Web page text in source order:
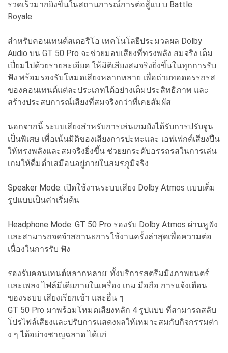
รวดเร็วมากยิ่งขึ้นในสถานการณ์การต่อสู้แบ บ Battle
Royale
สำหรับคอนเทนต์สเตอริโอ เทคโนโลยีประมวลผล Dolby
Audio บน GT 50 Pro จะช่วยมอบเสียงที่ทรงพลัง สมจริง เต็ม
เปี่ยมไปด้วยรายละเอียด ให้มิติเสียงสมจริงยิ่งขึ้นในทุกการรับ
ฟัง พร้อมรองรับโหมดเสียงหลากหลาย เพื่อถ่ายทอดอรรถรส
ของคอนเทนต์แต่ละประเภทได้อย่างเต็มประสิทธิภาพ และ
สร้างประสบการณ์เสียงที่สมจริงกว่าที่เคยสัมผัส
นอกจากนี้ ระบบเสียงสำหรับการเล่นเกมยังได้รับการปรับจูน
เป็นพิเศษ เพื่อเน้นมิติของเสียงการปะทะและ เอฟเฟกต์เสียงปืน
ให้ทรงพลังและสมจริงยิ่งขึ้น ช่วยยกระดับอรรถรสในการเล่น
เกมให้ดื่มด่ำเสมือนอยู่ภายในสมรภูมิจริง
Speaker Mode: เปิดใช้งานระบบเสียง Dolby Atmos แบบเต็ม
รูปแบบเป็นค่าเริ่มต้น
Headphone Mode: GT 50 Pro รองรับ Dolby Atmos ผ่านหูฟัง
และสามารถจดจำสถานะการใช้งานครั้งล่าสุดเพื่อความต่อ
เนื่องในการรับ ฟัง
รองรับคอนเทนต์หลากหลาย: ทั้งบริการสตรีมมิงภาพยนตร์
และเพลง ไฟล์มีเดียภายในเครื่อง เกม มือถือ การแจ้งเตือน
ของระบบ เสียงเรียกเข้า และอื่น ๆ
GT 50 Pro มาพร้อมโหมดเสียงหลัก 4 รูปแบบ ที่สามารถสลับ
โปรไฟล์เสียงและปรับการแสดงผลให้เหมาะสมกับกิจกรรมต่า
ง ๆ ได้อย่างชาญฉลาด ได้แก่